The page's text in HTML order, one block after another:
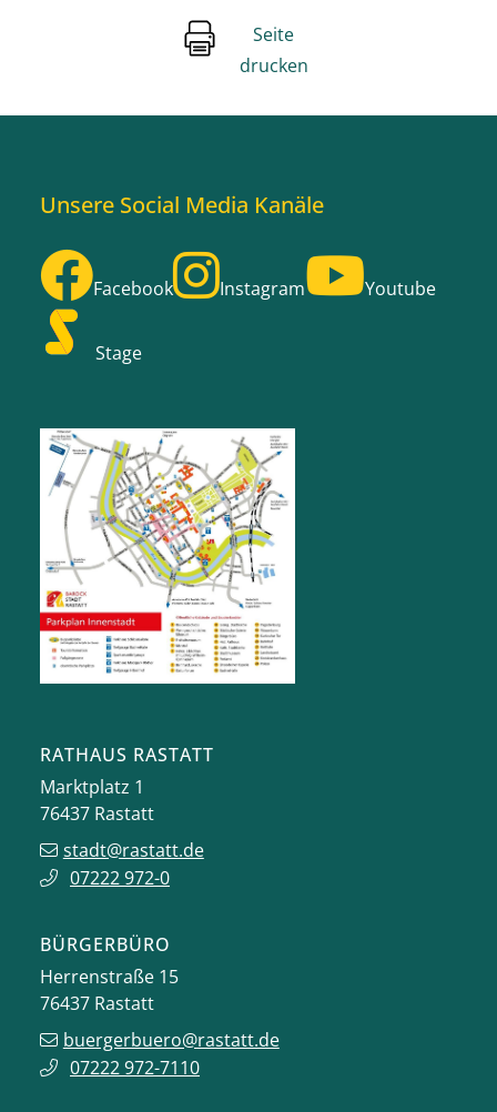
Seite
drucken
Unsere Social Media Kanäle
Facebook Instagram Youtube
Stage
RATHAUS RASTATT
Marktplatz 1
76437 Rastatt
stadt@rastatt.de
07222 972-0
BÜRGERBÜRO
Herrenstraße 15
76437 Rastatt
buergerbuero@rastatt.de
07222 972-7110